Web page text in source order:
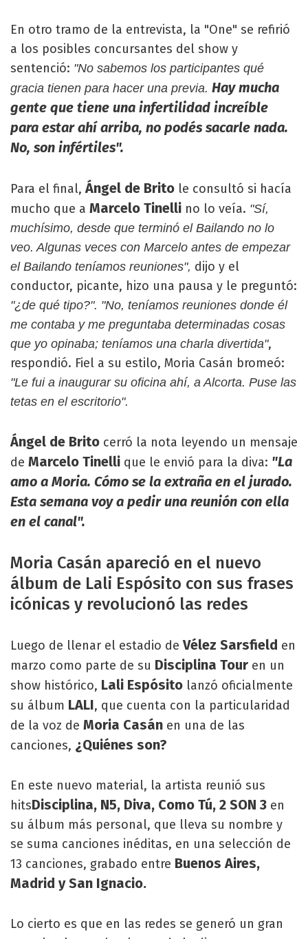
En otro tramo de la entrevista, la "One" se refirió
a los posibles concursantes del show y
sentenció: "No sabemos los participantes qué
gracia tienen para hacer una previa. Hay mucha
gente que tiene una infertilidad increíble
para estar ahí arriba, no podés sacarle nada.
No, son infértiles".
Para el final, Ángel de Brito le consultó si hacía
mucho que a Marcelo Tinelli no lo veía. "Sí,
muchísimo, desde que terminó el Bailando no lo
veo. Algunas veces con Marcelo antes de empezar
el Bailando teníamos reuniones", dijo y el
conductor, picante, hizo una pausa y le preguntó:
"¿de qué tipo?". "No, teníamos reuniones donde él
me contaba y me preguntaba determinadas cosas
que yo opinaba; teníamos una charla divertida",
respondió. Fiel a su estilo, Moria Casán bromeó:
"Le fui a inaugurar su oficina ahí, a Alcorta. Puse las
tetas en el escritorio".
Ángel de Brito cerró la nota leyendo un mensaje
de Marcelo Tinelli que le envió para la diva: "La
amo a Moria. Cómo se la extraña en el jurado.
Esta semana voy a pedir una reunión con ella
en el canal".
Moria Casán apareció en el nuevo
álbum de Lali Espósito con sus frases
icónicas y revolucionó las redes
Luego de llenar el estadio deVélez Sarsfield en
marzo como parte de su Disciplina Tour en un
show histórico, Lali Espósito lanzó oficialmente
su álbum LALI, que cuenta con la particularidad
de la voz de Moria Casán en una de las
canciones, ¿Quiénes son?
En este nuevo material, la artista reunió sus
hitsDisciplina, N5, Diva, Como Tú, 2 SON 3 en
su álbum más personal, que lleva su nombre y
se suma canciones inéditas, en una selección de
13 canciones, grabado entre Buenos Aires,
Madrid y San Ignacio.
Lo cierto es que en las redes se generó un gran